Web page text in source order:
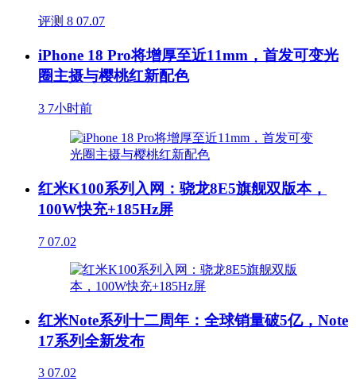
评测 8 07.07
iPhone 18 Pro将增厚至近11mm，首发可变光
圈主摄与樱桃红新配色
3 7小时前
红米K100系列入网：骁龙8E5旗舰双版本，
100W快充+185Hz屏
7 07.02
红米Note系列十二周年：全球销量破5亿，Note
17系列全新发布
3 07.02